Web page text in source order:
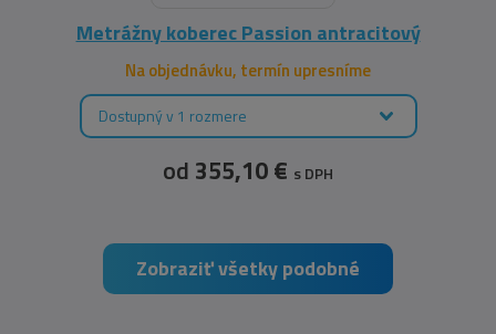
Metrážny koberec Passion antracitový
Na objednávku, termín upresníme
Dostupný v 1 rozmere
od 355,10 € s DPH
Zobraziť všetky podobné